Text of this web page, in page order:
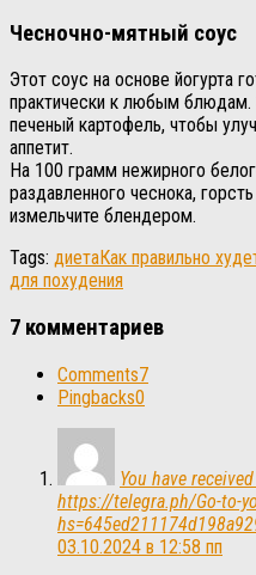
Чесночно-мятный соус
Этот соус на основе йогурта
практически к любым блюдам.
печеный картофель, чтобы
аппетит.
На 100 грамм нежирного
раздавленного чеснока,
измельчите блендером.
Tags: диетаКак правильно
для похудения
7 комментариев
Comments7
Pingbacks0
You have
https://telegra.ph/Go-to-
03.10.2024 в 12:58 пп